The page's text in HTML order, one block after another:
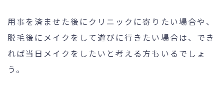
個人情報保護方針 特定商取引法に基づく表記
用事を済ませた後にクリニックに寄りたい場合や、
脱毛後にメイクをして遊びに行きたい場合は、でき
れば当日メイクをしたいと考える方もいるでしょ
う。